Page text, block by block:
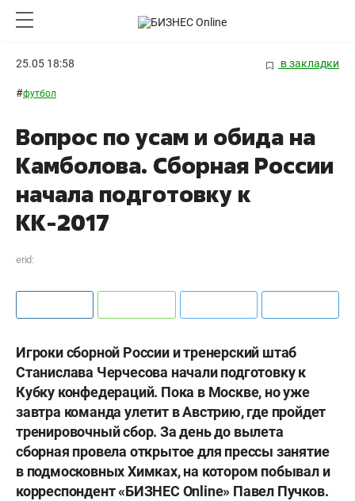
25.05 18:58 в закладки
#футбол
Вопрос по усам и обида на
Камболова. Cборная России
начала подготовку к
КК-2017
erid:
Игроки сборной России и тренерский штаб
Станислава Черчеcова начали подготовку к
Кубку конфедераций. Пока в Москве, но уже
завтра команда улетит в Австрию, где пройдет
тренировочный сбор. За день до вылета
сборная провела открытое для прессы занятие
в подмосковных Химках, на котором побывал и
корреспондент«БИЗНЕС Online» Павел Пучков.